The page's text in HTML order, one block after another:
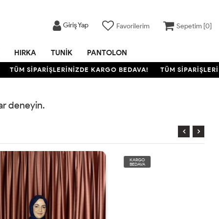
Giriş Yap Favorilerim Sepetim [0]
HIRKA TUNIK PANTOLON
TÜM SİPARİŞLERİNİZDE KARGO BEDAVA! TÜM
deneyin.
KARGO